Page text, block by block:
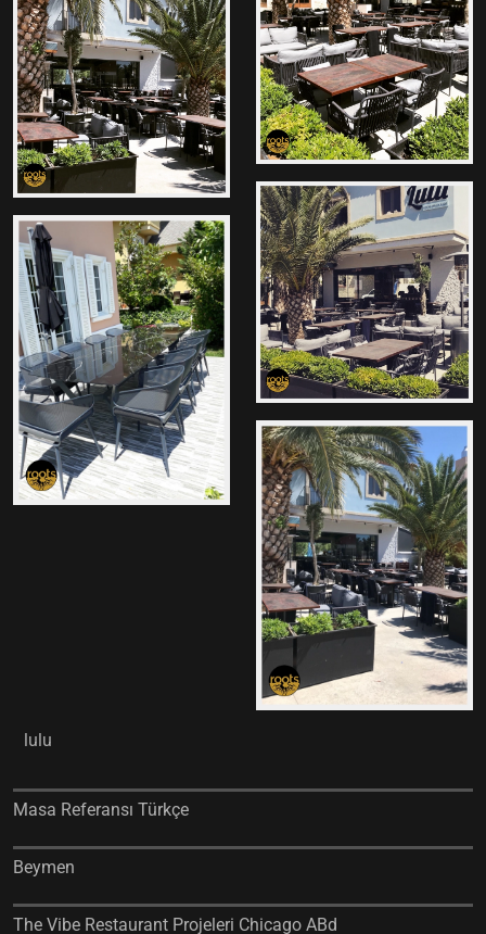
lulu
Masa Referansı Türkçe
Beymen
The Vibe Restaurant Projeleri Chicago ABd